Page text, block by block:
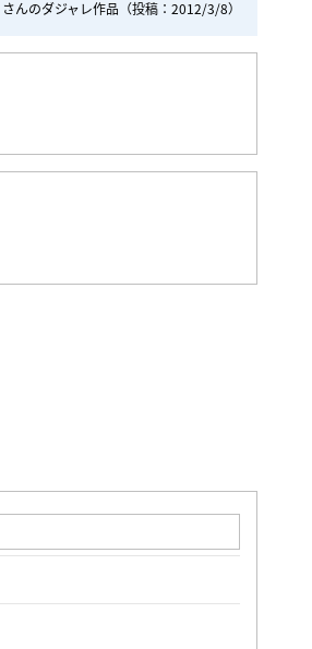
さんのダジャレ作品 （投稿：2012/3/8）